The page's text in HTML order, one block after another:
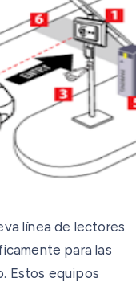
línea de lectores
para las
Estos equipos